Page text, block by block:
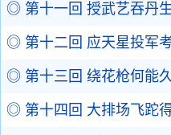
◎ 第十一回 授武艺吞丹
◎ 第十二回 应天星投军
◎ 第十三回 绕花枪何能
◎ 第十四回 大排场飞跎